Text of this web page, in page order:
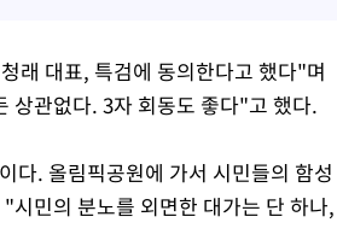
래 대표, 특검에 동의한다고 했다"며
상관없다. 3자 회동도 좋다"고 했다.
다. 올림픽공원에 가서 시민들의 함성
민의 분노를 외면한 대가는 단 하나,